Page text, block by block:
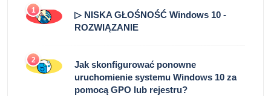
1
▷ NISKA GŁOŚNOŚĆ Windows 10 -
ROZWIĄZANIE
2
Jak skonfigurować ponowne
uruchomienie systemu Windows 10 za
pomocą GPO lub rejestru?